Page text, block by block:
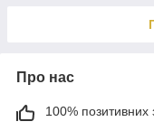
Про нас
100% позитивних